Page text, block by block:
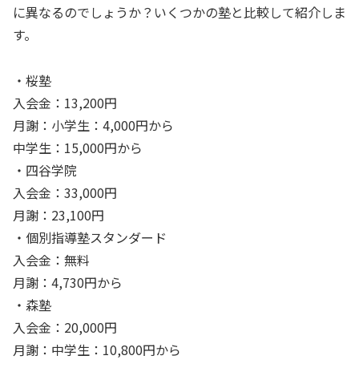
に異なるのでしょうか？いくつかの塾と比較して紹介しま
す。
・桜塾
入会金：13,200円
月謝：小学生：4,000円から
中学生：15,000円から
・四谷学院
入会金：33,000円
月謝：23,100円
・個別指導塾スタンダード
入会金：無料
月謝：4,730円から
・森塾
入会金：20,000円
月謝：中学生：10,800円から